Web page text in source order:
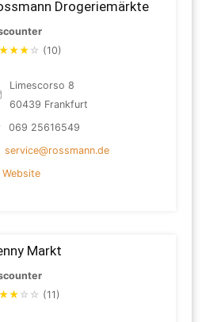
Drogeriemärkte
★★★ ☆ (10)
Limescorso 8
60439 Frankfurt
069 25616549
service@rossmann.de
Website
Markt
★★ ☆ ☆ (11)